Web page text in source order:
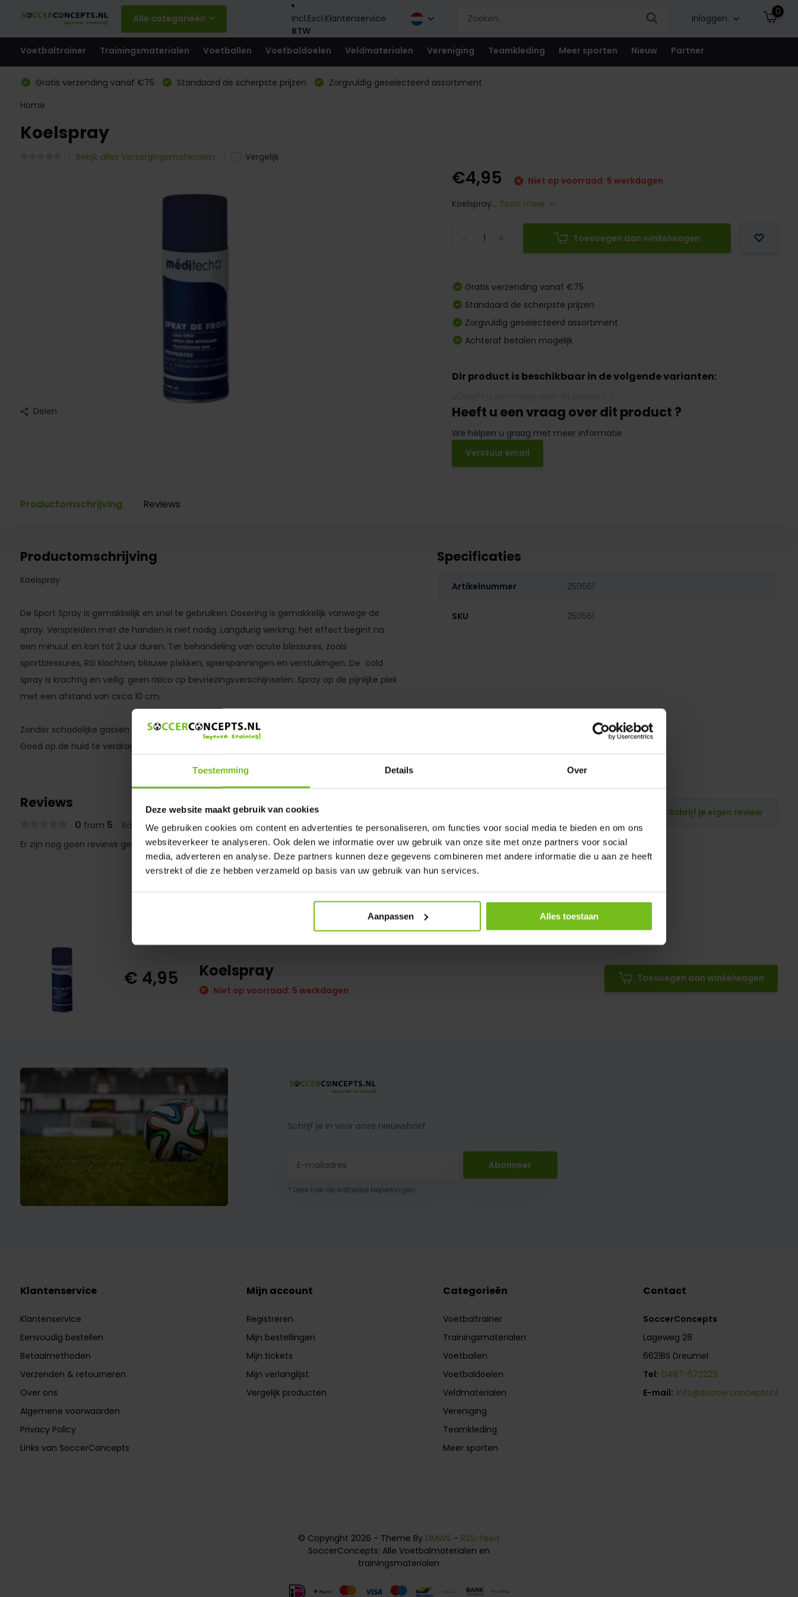
Toestemming Details Over
Deze website maakt gebruik van cookies
We gebruiken cookies om content en advertenties te personaliseren, om functies voor social media te bieden en om ons
websiteverkeer te analyseren. Ook delen we informatie over uw gebruik van onze site met onze partners voor social
media, adverteren en analyse. Deze partners kunnen deze gegevens combineren met andere informatie die u aan ze heeft
verstrekt of die ze hebben verzameld op basis van uw gebruik van hun services.
Aanpassen Alles toestaan
Alle categorieën Incl.Excl.
BTW
Klantenservice Inloggen
0
Voetbaltrainer Trainingsmaterialen Voetballen Voetbaldoelen Veldmaterialen Vereniging Teamkleding Meer sporten Nieuw Partner
Gratis verzending vanaf €75 Standaard de scherpste prijzen
Zorgvuldig geselecteerd assortiment
Home
Koelspray
Bekijk alles Verzorgingsmaterialen Vergelijk
Delen
€4,95
Niet op voorraad: 5 werkdagen
Koelspray... Toon meer
Toevoegen aan winkelwagen
Gratis verzending vanaf €75
Standaard de scherpste prijzen
Zorgvuldig geselecteerd assortiment
Achteraf betalen mogelijk
Dir product is beschikbaar in de volgende varianten:
Heeft u een vraag over dit product ?
We helpen u graag met meer informatie
Verstuur email
Productomschrijving Reviews
Productomschrijving
Koelspray
De Sport Spray is gemakkelijk en snel te gebruiken: Dosering is gemakkelijk vanwege de
spray. Verspreiden met de handen is niet nodig. Langdurig werking: het effect begint na
een minuut en kan tot 2 uur duren. Ter behandeling van acute blessures, zoals
sportblessures, RSI klachten, blauwe plekken, spierspanningen en verstuikingen. De cold
spray is krachtig en veilig: geen risico op bevriezingsverschijnselen. Spray op de pijnlijke plek
met een afstand van circa 10 cm.
Zonder schadelijke gassen
Goed op de huid te verdragen
Specificaties
Artikelnummer 250561
SKU 250561
Reviews
0 from 5 Based on 0 reviews
Schrijf je eigen review
Er zijn nog geen reviews geschreven over dit product..
€ 4,95 Koelspray
Niet op voorraad: 5 werkdagen
Toevoegen aan winkelwagen
Schrijf je in voor onze nieuwsbrief
Abonneer
* Lees hier de wettelijke beperkingen
Klantenservice
Klantenservice
Eenvoudig bestellen
Betaalmethoden
Verzenden & retourneren
Over ons
Algemene voorwaarden
Privacy Policy
Links van SoccerConcepts
Mijn account
Registreren
Mijn bestellingen
Mijn tickets
Mijn verlanglijst
Vergelijk producten
Categorieën
Voetbaltrainer
Trainingsmaterialen
Voetballen
Voetbaldoelen
Veldmaterialen
Vereniging
Teamkleding
Meer sporten
Contact
SoccerConcepts
Lageweg 28
6621BS Dreumel
Tel: 0487-572229
E-mail: info@soccerconcepts.nl
© Copyright 2026 - Theme By DMWS - RSS-feed
SoccerConcepts: Alle Voetbalmaterialen en
trainingsmaterialen